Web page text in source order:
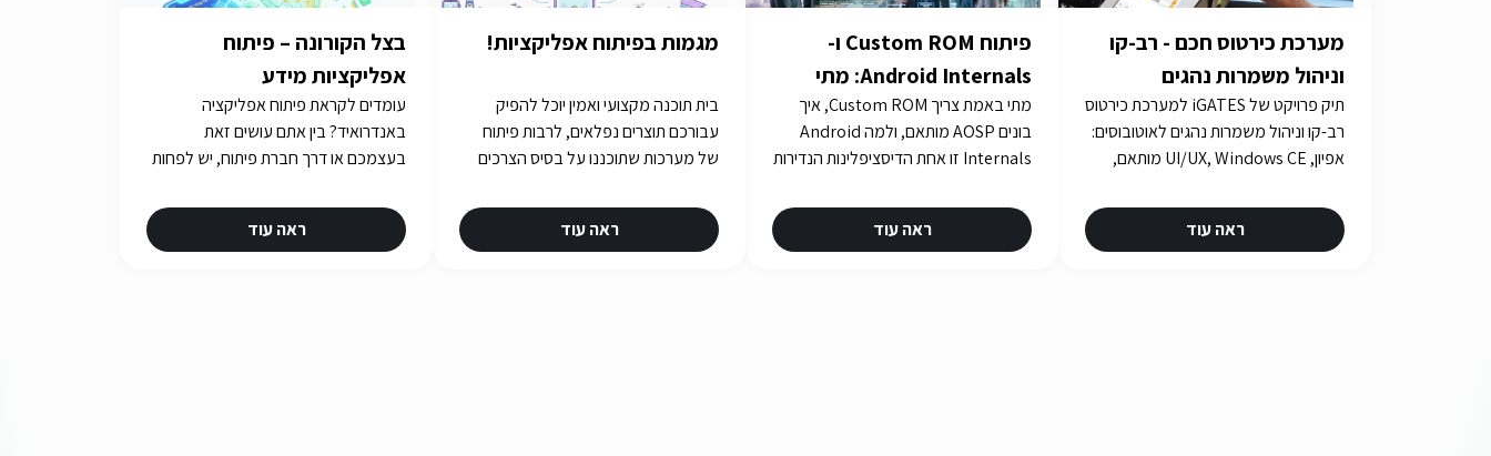
מערכת כירטוס חכם - רב-קו
וניהול משמרות נהגים
תיק פרויקט של iGATES למערכת כירטוס
רב-קו וניהול משמרות נהגים לאוטובוסים:
אפיון, UI/UX, Windows CE מותאם,
כארבע שנים.
ראה עוד
פיתוח Custom ROM ו-
Android Internals: מתי
צריך לרדת לעומק Stack
מתי באמת צריך Custom ROM, איך
בונים AOSP מותאם, ולמה Android
Internals זו אחת הדיסציפלינות הנדירות
ו-R&D עבור Consensio Cyber
Security.
ראה עוד
מגמות בפיתוח אפליקציות!
בית תוכנה מקצועי ואמין יוכל להפיק
עבורכם תוצרים נפלאים, לרבות פיתוח
של מערכות שתוכננו על בסיס הצרכים
שלכם? תשובות באתר iGATES
ראה עוד
בצל הקורונה – פיתוח
אפליקציות מידע
עומדים לקראת פיתוח אפליקציה
באנדרואיד? בין אתם עושים זאת
בעצמכם או דרך חברת פיתוח, יש לפחות
באתר! iGATES
ראה עוד